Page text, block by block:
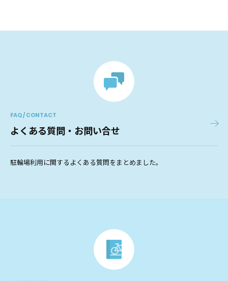
FAQ / CONTACT
よくある質問・お問い合せ
駐輪場利用に関するよくある質問をまとめました。